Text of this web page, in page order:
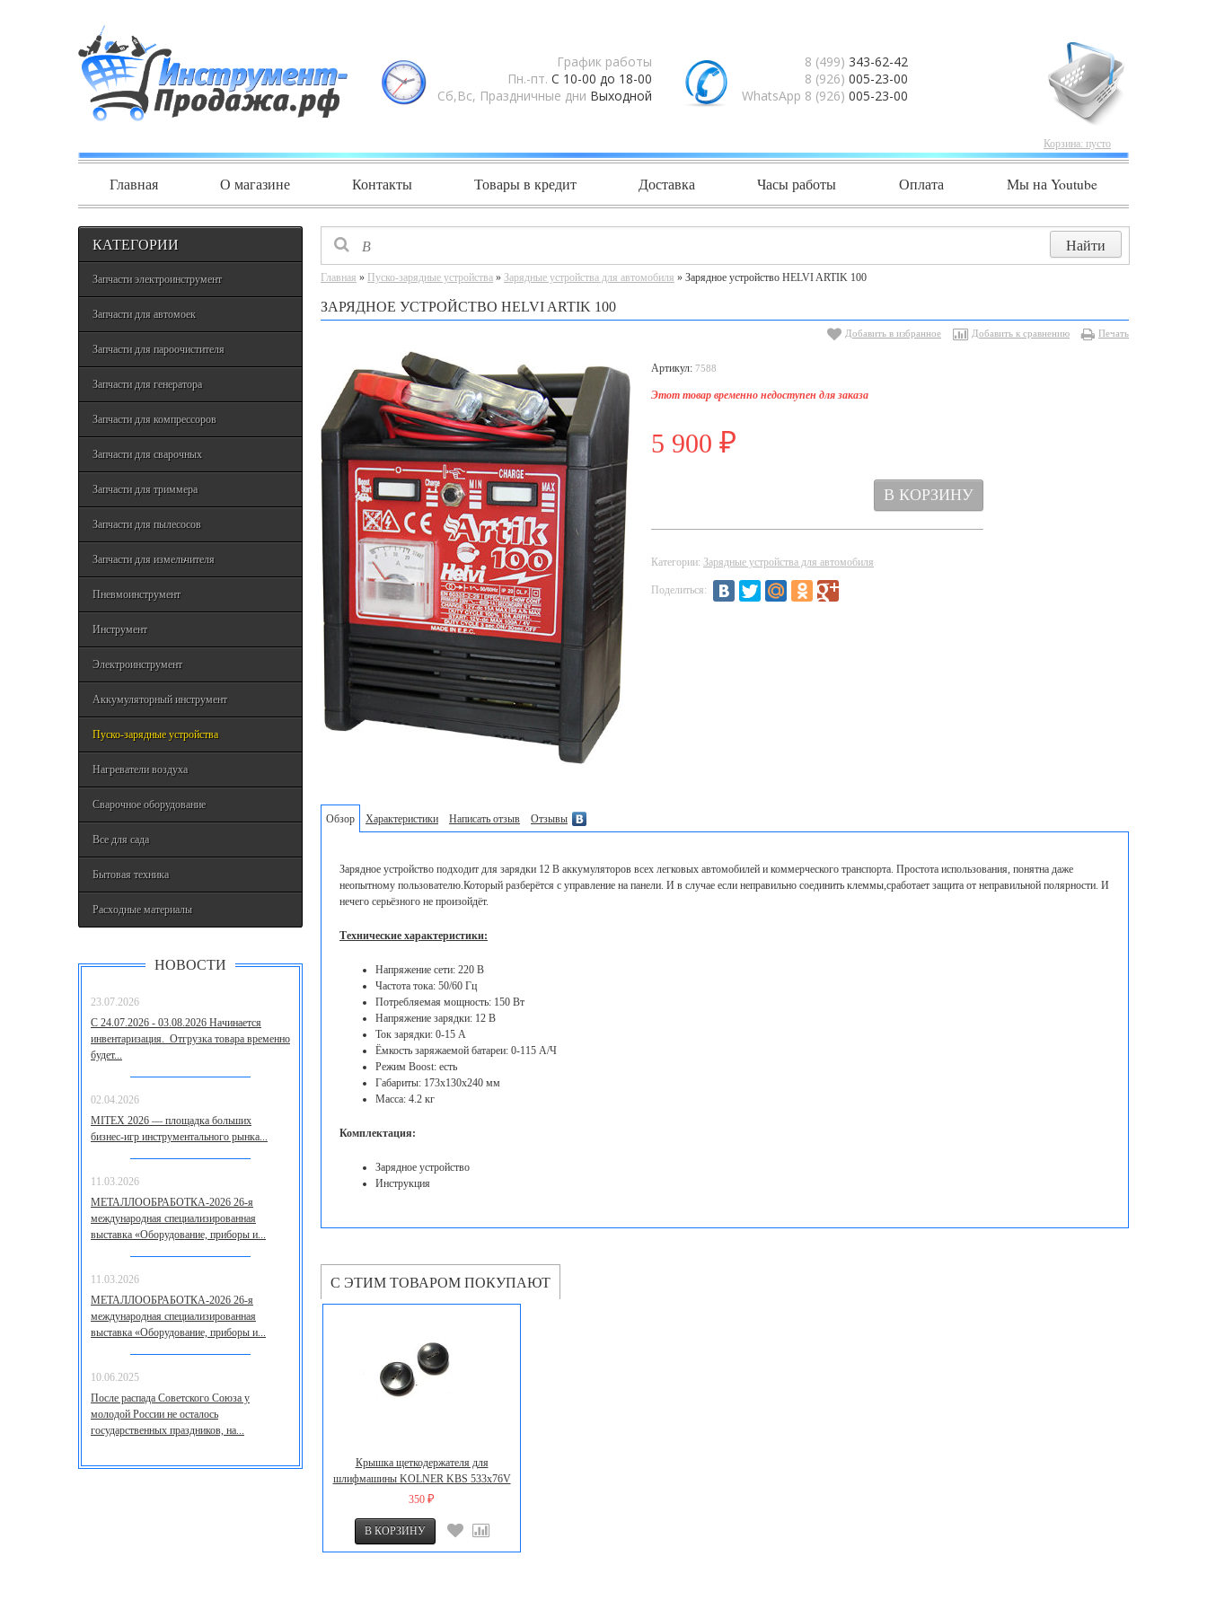
График работы
Пн.-пт. С 10-00 до 18-00
Сб,Вс, Праздничные дни Выходной
8 (499) 343-62-42
8 (926) 005-23-00
WhatsApp 8 (926) 005-23-00
Корзина: пусто
Главная О магазине Контакты Товары в кредит Доставка Часы работы Оплата Мы на Youtube
КАТЕГОРИИ
Запчасти электроинструмент
Запчасти для автомоек
Запчасти для пароочистителя
Запчасти для генератора
Запчасти для компрессоров
Запчасти для сварочных
Запчасти для триммера
Запчасти для пылесосов
Запчасти для измельчителя
Пневмоинструмент
Инструмент
Электроинструмент
Аккумуляторный инструмент
Пуско-зарядные устройства
Нагреватели воздуха
Сварочное оборудование
Все для сада
Бытовая техника
Расходные материалы
НОВОСТИ
23.07.2026
С 24.07.2026 - 03.08.2026 Начинается
инвентаризация. Отгрузка товара временно
будет...
02.04.2026
MITEX 2026 — площадка больших
бизнес‑игр инструментального рынка...
11.03.2026
МЕТАЛЛООБРАБОТКА-2026 26-я
международная специализированная
выставка «Оборудование, приборы и...
11.03.2026
МЕТАЛЛООБРАБОТКА-2026 26-я
международная специализированная
выставка «Оборудование, приборы и...
10.06.2025
После распада Советского Союза у
молодой России не осталось
государственных праздников, на...
Главная » Пуско-зарядные устройства » Зарядные устройства для автомобиля » Зарядное устройство HELVI ARTIK 100
ЗАРЯДНОЕ УСТРОЙСТВО HELVI ARTIK 100
Добавить в избранное Добавить к сравнению Печать
Артикул: 7588
Этот товар временно недоступен для заказа
5 900 ₽
Категории: Зарядные устройства для автомобиля
Поделиться:
Обзор Характеристики Написать отзыв Отзывы
Зарядное устройство подходит для зарядки 12 В аккумуляторов всех легковых автомобилей и коммерческого транспорта. Простота использования, понятна даже
неопытному пользователю.Который разберётся с управление на панели. И в случае если неправильно соединить клеммы,сработает защита от неправильной полярности. И
нечего серьёзного не произойдёт.
Технические характеристики:
Напряжение сети: 220 В
Частота тока: 50/60 Гц
Потребляемая мощность: 150 Вт
Напряжение зарядки: 12 В
Ток зарядки: 0-15 А
Ёмкость заряжаемой батареи: 0-115 А/Ч
Режим Boost: есть
Габариты: 173х130х240 мм
Масса: 4.2 кг
Комплектация:
Зарядное устройство
Инструкция
С ЭТИМ ТОВАРОМ ПОКУПАЮТ
Крышка щеткодержателя для
шлифмашины KOLNER KBS 533x76V
350 ₽